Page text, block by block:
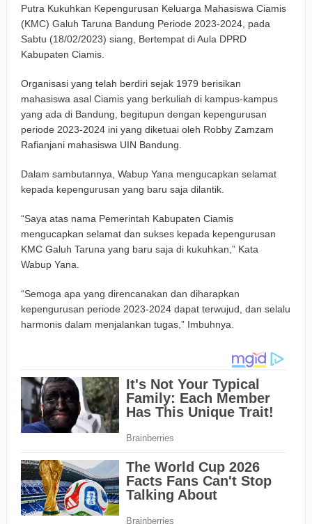
Putra Kukuhkan Kepengurusan Keluarga Mahasiswa Ciamis
(KMC) Galuh Taruna Bandung Periode 2023-2024, pada
Sabtu (18/02/2023) siang, Bertempat di Aula DPRD
Kabupaten Ciamis.
Organisasi yang telah berdiri sejak 1979 berisikan
mahasiswa asal Ciamis yang berkuliah di kampus-kampus
yang ada di Bandung, begitupun dengan kepengurusan
periode 2023-2024 ini yang diketuai oleh Robby Zamzam
Rafianjani mahasiswa UIN Bandung.
Dalam sambutannya, Wabup Yana mengucapkan selamat
kepada kepengurusan yang baru saja dilantik.
“Saya atas nama Pemerintah Kabupaten Ciamis
mengucapkan selamat dan sukses kepada kepengurusan
KMC Galuh Taruna yang baru saja di kukuhkan,” Kata
Wabup Yana.
“Semoga apa yang direncanakan dan diharapkan
kepengurusan periode 2023-2024 dapat terwujud, dan selalu
harmonis dalam menjalankan tugas,” Imbuhnya.